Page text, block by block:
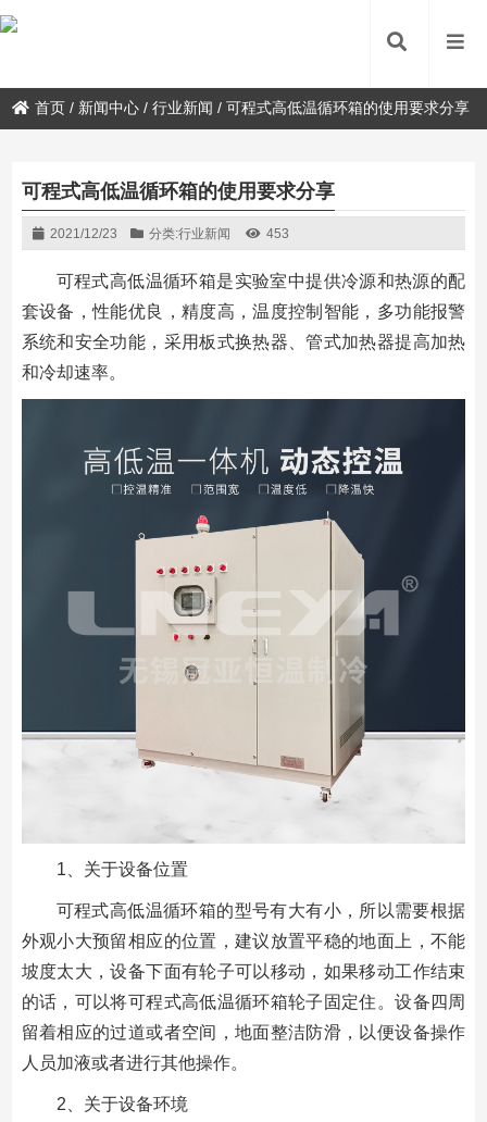
首页 / 新闻中心 /行业新闻 /可程式高低温循环箱的使用要求分享
可程式高低温循环箱的使用要求分享
2021/12/23 分类:行业新闻 453
可程式高低温循环箱是实验室中提供冷源和热源的配
套设备，性能优良，精度高，温度控制智能，多功能报警
系统和安全功能，采用板式换热器、管式加热器提高加热
和冷却速率。
1、关于设备位置
可程式高低温循环箱的型号有大有小，所以需要根据
外观小大预留相应的位置，建议放置平稳的地面上，不能
坡度太大，设备下面有轮子可以移动，如果移动工作结束
的话，可以将可程式高低温循环箱轮子固定住。设备四周
留着相应的过道或者空间，地面整洁防滑，以便设备操作
人员加液或者进行其他操作。
2、关于设备环境